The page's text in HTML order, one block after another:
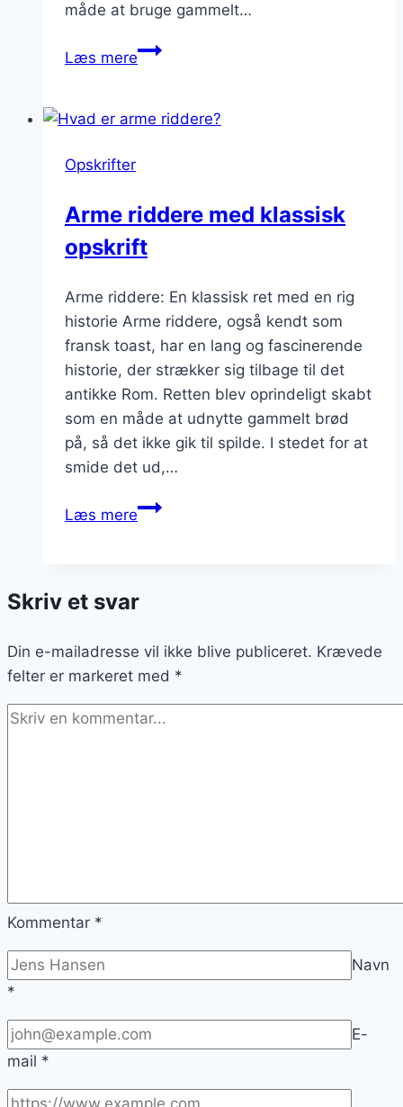
måde at bruge gammelt…
Læs mereArme
piskefløde:
Opskrifter
Arme riddere med klassisk
opskrift
Arme riddere: En klassisk ret med en rig
historie Arme riddere, også kendt som
fransk toast, har en lang og fascinerende
historie, der strækker sig tilbage til det
antikke Rom. Retten blev oprindeligt skabt
som en måde at udnytte gammelt brød
på, så det ikke gik til spilde. I stedet for at
smide det ud,…
Læs mereArme
opskrift
Skriv et svar
Din e-mailadresse vil ikke blive publiceret. Krævede
felter er markeret med *
Kommentar *
Navn
*
E-
mail *